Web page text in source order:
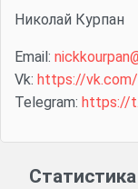
Николай Курпан
Email:
Vk: https://vk.com/
Telegram: https://